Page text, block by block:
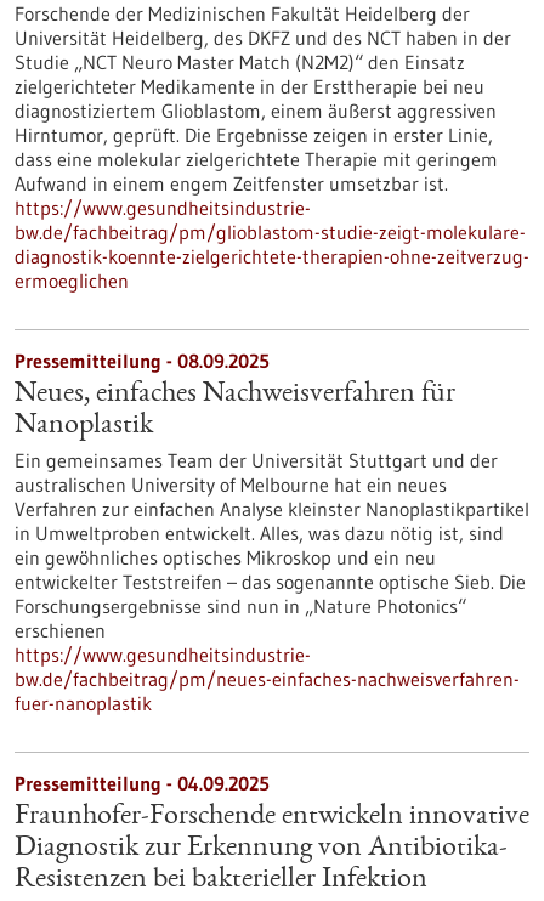
Forschende der Medizinischen Fakultät Heidelberg der
Universität Heidelberg, des DKFZ und des NCT haben in der
Studie „NCT Neuro Master Match (N2M2)“ den Einsatz
zielgerichteter Medikamente in der Ersttherapie bei neu
diagnostiziertem Glioblastom, einem äußerst aggressiven
Hirntumor, geprüft. Die Ergebnisse zeigen in erster Linie,
dass eine molekular zielgerichtete Therapie mit geringem
Aufwand in einem engem Zeitfenster umsetzbar ist.
https://www.gesundheitsindustrie-
bw.de/fachbeitrag/pm/glioblastom-studie-zeigt-molekulare-
diagnostik-koennte-zielgerichtete-therapien-ohne-zeitverzug-
ermoeglichen
Pressemitteilung - 08.09.2025
Neues, einfaches Nachweisverfahren für
Nanoplastik
Ein gemeinsames Team der Universität Stuttgart und der
australischen University of Melbourne hat ein neues
Verfahren zur einfachen Analyse kleinster Nanoplastikpartikel
in Umweltproben entwickelt. Alles, was dazu nötig ist, sind
ein gewöhnliches optisches Mikroskop und ein neu
entwickelter Teststreifen – das sogenannte optische Sieb. Die
Forschungsergebnisse sind nun in „Nature Photonics“
erschienen
https://www.gesundheitsindustrie-
bw.de/fachbeitrag/pm/neues-einfaches-nachweisverfahren-
fuer-nanoplastik
Pressemitteilung - 04.09.2025
Fraunhofer-Forschende entwickeln innovative
Diagnostik zur Erkennung von Antibiotika-
Resistenzen bei bakterieller Infektion